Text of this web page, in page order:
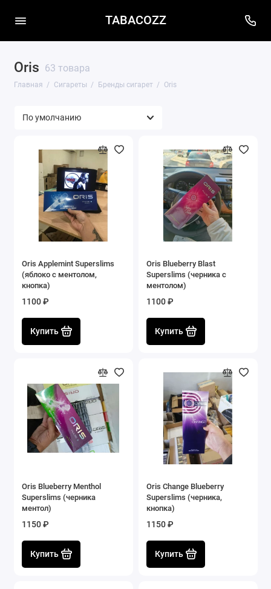
TABACOZZ
Oris 63 товара
Главная Сигареты Бренды сигарет Oris
Oris Applemint Superslims
(яблоко с ментолом,
кнопка)
1100 ₽
Купить
Oris Blueberry Blast
Superslims (черника с
ментолом)
1100 ₽
Купить
Oris Blueberry Menthol
Superslims (черника
ментол)
1150 ₽
Купить
Oris Change Blueberry
Superslims (черника,
кнопка)
1150 ₽
Купить